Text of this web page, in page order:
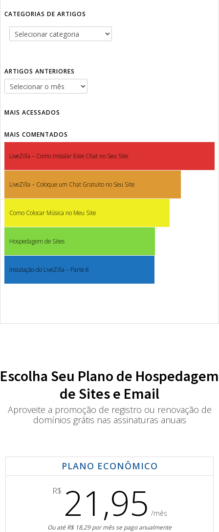
CATEGORIAS DE ARTIGOS
ARTIGOS ANTERIORES
MAIS ACESSADOS
MAIS COMENTADOS
LiveZilla – Como Instalar Este Chat no Seu Site
LiveZilla – Coloque um Chat Gratuito no Seu Site
Como Colocar Música no Meu Site
Hospedagem de Sites
Instalação do LiveZilla – Parte 8
Escolha Seu Plano de Hospedagem
de Sites e Email
Aproveite a promoção de registro ou renovação de
domínios grátis nas assinaturas anuais
PLANO ECONÔMICO
R$ 21,95 /mês
Ou até R$ 18,29 por mês se pago anualmente